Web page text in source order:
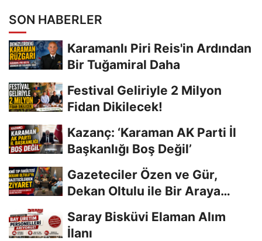
SON HABERLER
Karamanlı Piri Reis'in Ardından
Bir Tuğamiral Daha
Festival Geliriyle 2 Milyon
Fidan Dikilecek!
Kazanç: ‘Karaman AK Parti İl
Başkanlığı Boş Değil’
Gazeteciler Özen ve Gür,
Dekan Oltulu ile Bir Araya
Saray Bisküvi Elaman Alım
İlanı